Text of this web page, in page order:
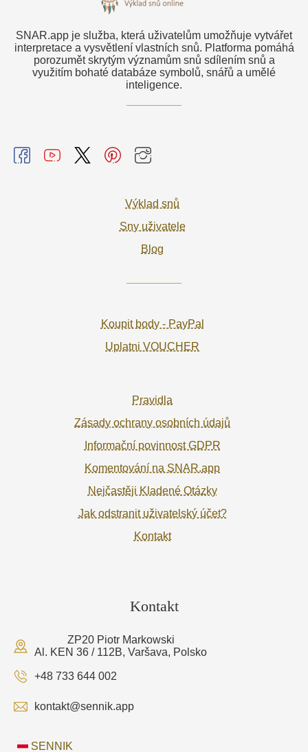
SNAR.app je služba, která uživatelům umožňuje vytvářet
interpretace a vysvětlení vlastních snů. Platforma pomáhá
porozumět skrytým významům snů sdílením snů a
využitím bohaté databáze symbolů, snářů a umělé
inteligence.
Výklad snů
Sny uživatele
Blog
Koupit body - PayPal
Uplatni VOUCHER
Pravidla
Zásady ochrany osobních údajů
Informační povinnost GDPR
Komentování na SNAR.app
Nejčastěji Kladené Otázky
Jak odstranit uživatelský účet?
Kontakt
Kontakt
ZP20 Piotr Markowski
Al. KEN 36 / 112B, Varšava, Polsko
+48 733 644 002
kontakt@sennik.app
SENNIK